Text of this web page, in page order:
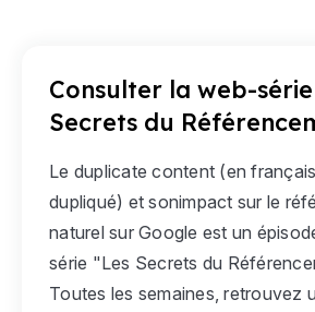
Consulter la web-
Secrets du
Le duplicate content (en
dupliqué) et sonimpact sur le
naturel sur Google est un
série "Les Secrets du
Toutes les semaines, retrouvez